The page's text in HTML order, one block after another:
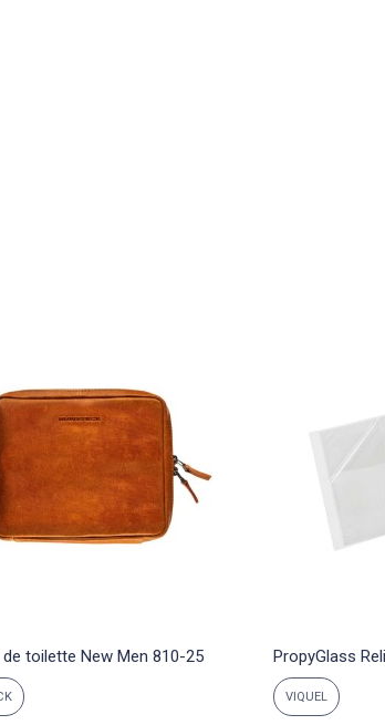
toilette New Men 810-25 PropyGlass
VIQUEL